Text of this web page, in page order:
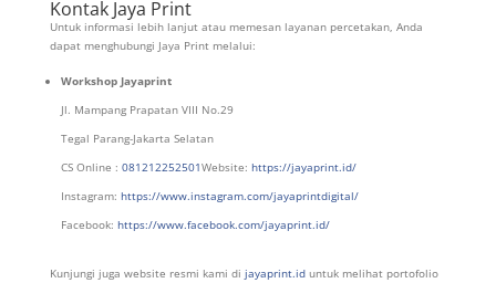
Kontak Jaya Print
Untuk informasi lebih lanjut atau memesan layanan percetakan, Anda
dapat menghubungi Jaya Print melalui:
Workshop Jayaprint
Jl. Mampang Prapatan VIII No.29
Tegal Parang-Jakarta Selatan
CS Online : 081212252501Website: https://jayaprint.id/
Instagram: https://www.instagram.com/jayaprintdigital/
Facebook: https://www.facebook.com/jayaprint.id/
Kunjungi juga website resmi kami di jayaprint.iduntuk melihat portofolio